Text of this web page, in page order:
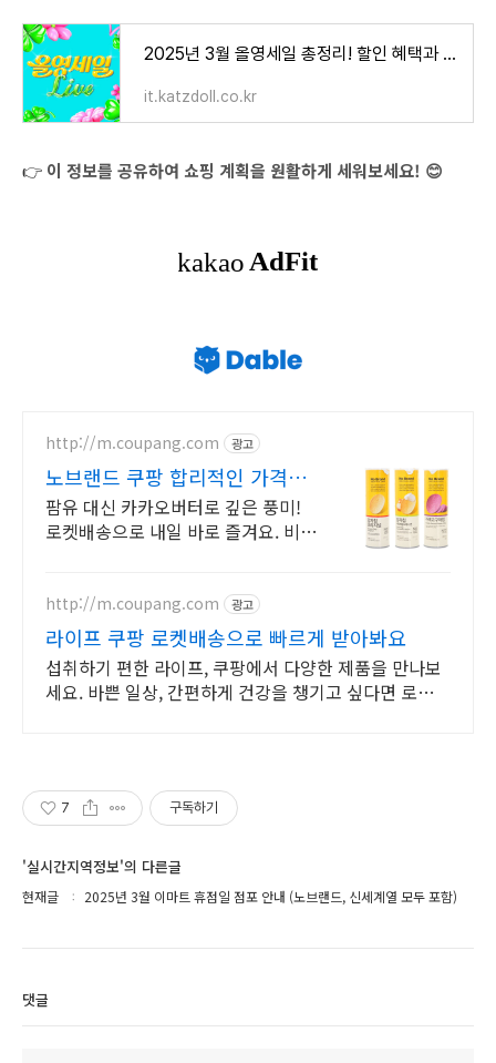
2025년 3월 올영세일 총정리! 할인 혜택과 이벤트 한눈에 보기
it.katzdoll.co.kr
👉 이 정보를 공유하여 쇼핑 계획을 원활하게 세워보세요! 😊
http://m.coupang.com 광고
노브랜드 쿠팡 합리적인 가격으
로
팜유 대신 카카오버터로 깊은 풍미!
로켓배송으로 내일 바로 즐겨요. 비싼
http://m.coupang.com 광고
라이프 쿠팡 로켓배송으로 빠르게 받아봐요
섭취하기 편한 라이프, 쿠팡에서 다양한 제품을 만나보
세요. 바쁜 일상, 간편하게 건강을 챙기고 싶다면 로켓배
7 구독하기
'실시간지역정보'의 다른글
현재글 2025년 3월 이마트 휴점일 점포 안내 (노브랜드, 신세계열 모두 포함)
댓글